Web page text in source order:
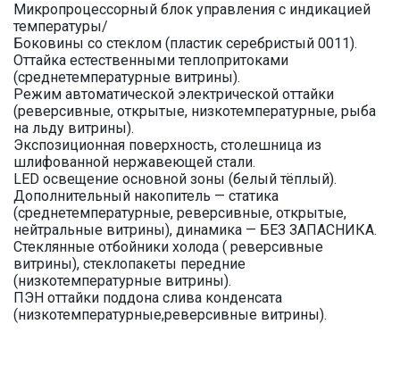
Микропроцессорный блок управления с индикацией
температуры/
Боковины со стеклом (пластик серебристый 0011).
Оттайка естественными теплопритоками
(среднетемпературные витрины).
Режим автоматической электрической оттайки
(реверсивные, открытые, низкотемпературные, рыба
на льду витрины).
Экспозиционная поверхность, столешница из
шлифованной нержавеющей стали.
LED освещение основной зоны (белый тёплый).
Дополнительный накопитель — статика
(среднетемпературные, реверсивные, открытые,
нейтральные витрины), динамика — БЕЗ ЗАПАСНИКА.
Стеклянные отбойники холода ( реверсивные
витрины), стеклопакеты передние
(низкотемпературные витрины).
ПЭН оттайки поддона слива конденсата
(низкотемпературные,реверсивные витрины).